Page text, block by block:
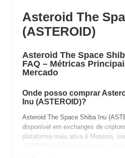
Asteroid The
(ASTEROID)
Asteroid The Space
FAQ – Métricas
Mercado
Onde posso comprar
Inu (ASTEROID)?
Asteroid The Space Shiba Inu
disponível em exchanges de
plataforma mais ativa é Meteora,